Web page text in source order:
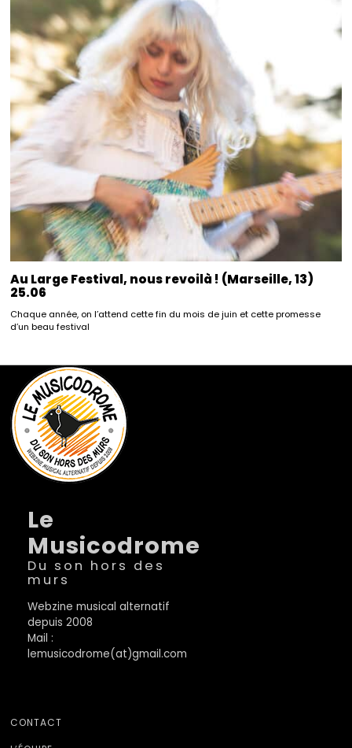
Au Large Festival, nous revoilà ! (Marseille, 13)
25.06
Chaque année, on l’attend cette fin du mois de juin et cette promesse
d’un beau festival
Le
Musicodrome
Du son hors des
murs
Webzine musical alternatif
depuis 2008
Mail :
lemusicodrome(at)gmail.com
CONTACT